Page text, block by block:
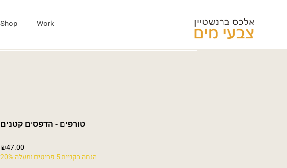
Work
Shop
טורפים - הדפסים קטנים
₪47.00
20% הנחה בקניית 5 פריטים ומעלה